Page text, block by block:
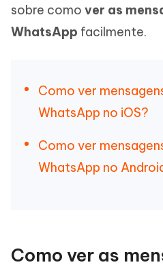
sobre como ver as
WhatsApp facilmente.
Como ver
WhatsApp no iOS?
Como ver
WhatsApp no
Como ver as